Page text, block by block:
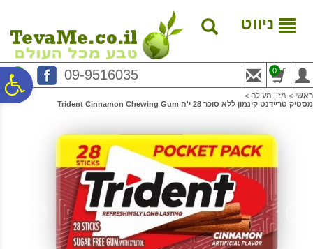
נגישות
המרכזי
ניווט
09-9516035 0
ראשי > מזון מעולם >
מסטיק טריידנט קינמון ללא סוכר 28 י'ח Trident Cinnamon Chewing Gum